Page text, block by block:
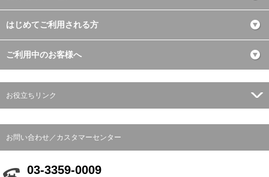
はじめてご利用される方
ご利用中のお客様へ
お役立ちリンク
お問い合わせ／カスタマーセンター
03-3359-0009